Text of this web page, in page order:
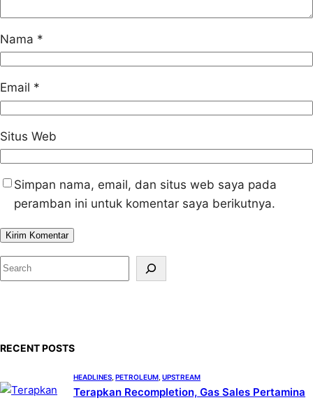
Nama *
Email *
Situs Web
Simpan nama, email, dan situs web saya pada
peramban ini untuk komentar saya berikutnya.
S
e
RECENT POSTS
HEADLINES PETROLEUM UPSTREAM
Terapkan Recompletion, Gas Sales Pertamina